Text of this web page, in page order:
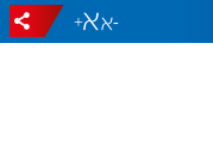
-
+